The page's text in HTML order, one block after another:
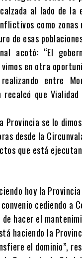
al lado de la
como zonas
de esas
acotó: “El
en otra
entre
recalcó que
Provincia se lo
desde la
que está
hoy la
cediendo a
hacer el
haciendo la
el dominio”,